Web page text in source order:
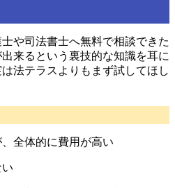
や司法書士へ無料で相談できた
来るという裏技的な知識を耳に
法テラスよりもまず試してほし
全体的に費用が高い